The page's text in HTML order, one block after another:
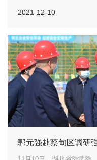
十四次党代会筹备工作。
2021-12-10
郭元强赴蔡甸区调研